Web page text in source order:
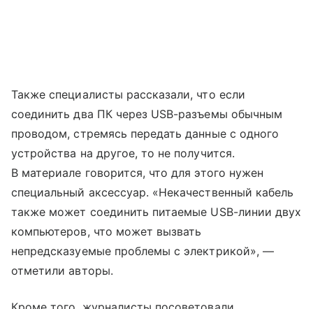
Также специалисты рассказали, что если
соединить два ПК через USB-разъемы обычным
проводом, стремясь передать данные с одного
устройства на другое, то не получится.
В материале говорится, что для этого нужен
специальный аксессуар. «Некачественный кабель
также может соединить питаемые USB-линии двух
компьютеров, что может вызвать
непредсказуемые проблемы с электрикой», —
отметили авторы.